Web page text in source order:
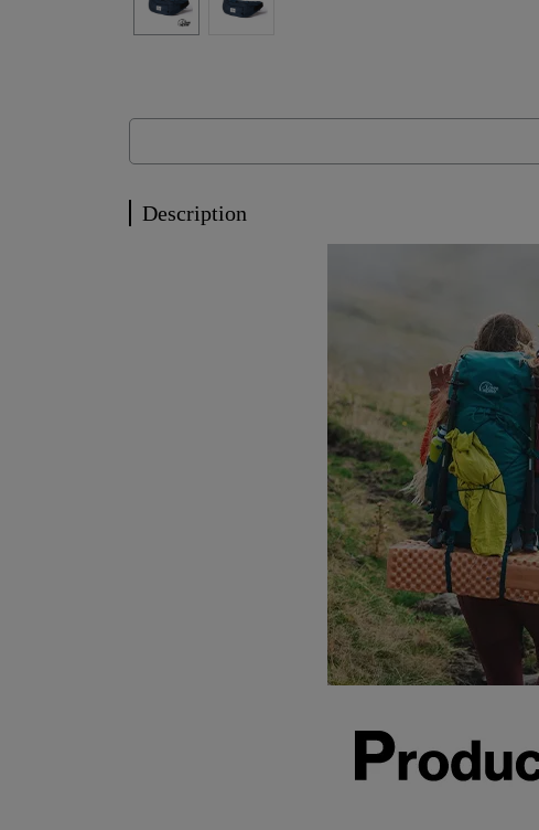
Description